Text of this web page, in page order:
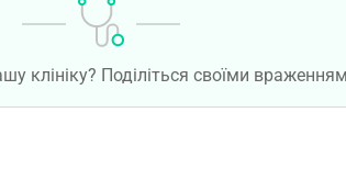
клініку? Поділіться своїми